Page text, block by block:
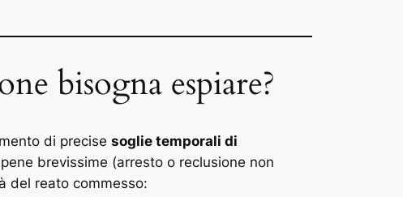
bisogna espiare?
di precise soglie temporali di
brevissime (arresto o reclusione non
del reato commesso: